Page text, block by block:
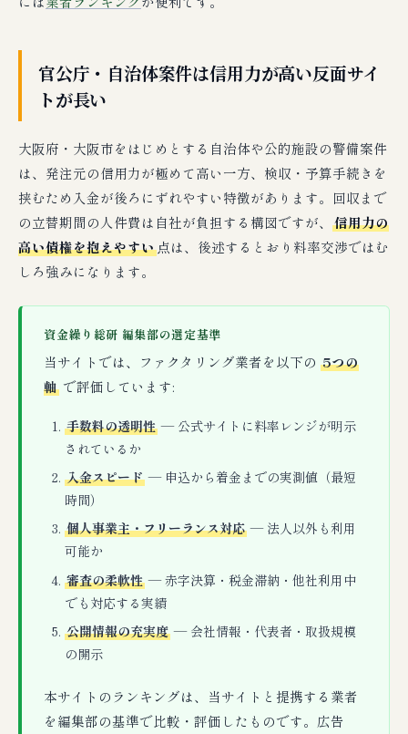
官公庁・自治体案件は信用力が高い反面サイ
トが長い
大阪府・大阪市をはじめとする自治体や公的施設の警備案件
は、発注元の信用力が極めて高い一方、検収・予算手続きを
挟むため入金が後ろにずれやすい特徴があります。回収まで
の立替期間の人件費は自社が負担する構図ですが、 信用力の
高い債権を抱えやすい点は、後述するとおり料率交渉ではむ
しろ強みになります。
資金繰り総研 編集部の選定基準
当サイトでは、ファクタリング業者を以下の5つの
軸 で評価しています:
手数料の透明性— 公式サイトに料率レンジが明示
されているか
入金スピード— 申込から着金までの実測値（最短
時間）
個人事業主・フリーランス対応— 法人以外も利用
可能か
審査の柔軟性— 赤字決算・税金滞納・他社利用中
でも対応する実績
公開情報の充実度— 会社情報・代表者・取扱規模
の開示
本サイトのランキングは、当サイトと提携する業者
を編集部の基準で比較・評価したものです。広告